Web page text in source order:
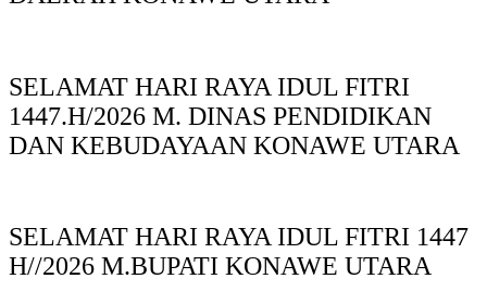
SELAMAT HARI RAYA IDUL FITRI
1447.H/2026 M. DINAS PENDIDIKAN
DAN KEBUDAYAAN KONAWE UTARA
SELAMAT HARI RAYA IDUL FITRI 1447
H//2026 M.BUPATI KONAWE UTARA